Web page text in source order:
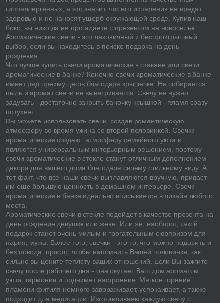
гипоаллергенных, а это значит, что его испарения не вредят
здоровью и не наносят ущерб окружающей среде. Купив наш
бокс, вы никогда не прогадаете с презентом на новоселье.
Ароматические свечи - это лаконичный и беспроигрышный
выбор, если вы находитесь в поиске подарка на день
рождения.
Что лучше купить свечи ароматические в стакане или свечи
ароматические в банке? Конечно свечи ароматические в банке
имеет ряд преимуществ благодаря крышечке. Не собирается
пыль и аромат свечи не выветривается. Свечу не нужно
задувать - достаточно закрыть баночку крышкой - пламя сразу
потухнет.
Вы можете использовать свечи, создав романтическую
атмосферу во время ужина со второй половинкой. Свечки
ароматические создают атмосферу семейного уюта и
являются универсальным интерьерным решением, поэтому
свечи ароматические в стекле станут отличным дополнением
декора для вашего дома благодаря своему стильному виду. А
тот факт, что все наши свечи выплавляются вручную, придаст
им еще большую ценность в домашнем интерьере. Свечи
ароматические в банке идеально вписывается в дизайн любого
места.
Ароматические свечи в стекле подойдет в качестве презента на
день рождение девушке или жене. Или же, наоборот, такой
подарок станет очень милым и трогательным сюрпризом для
парня, мужа. Более того, свечки - это то, что можно подарить и
без повода, просто, чтобы напомнить Вашей половинке, как
сильно вы цените теплоту ваших отношений. Если Вы зажгите
свечу после рабочего дня - она окутает Ваш дом ароматом
уюта, гармонии и поднимет настроение. Мягкое горение
пламени фитиля немного завораживает, успокаивает, а также
подходит для медитации. Изготавливаем каждую свечу с